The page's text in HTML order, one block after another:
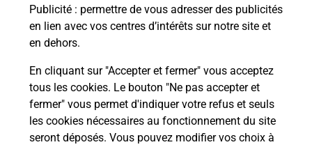
Publicité : permettre de vous adresser des publicités
en lien avec vos centres d’intérêts sur notre site et
en dehors.
En cliquant sur "Accepter et fermer" vous acceptez
tous les cookies. Le bouton "Ne pas accepter et
fermer" vous permet d'indiquer votre refus et seuls
les cookies nécessaires au fonctionnement du site
seront déposés. Vous pouvez modifier vos choix à
Comment est installée la
téléassistance classique ?
Localiser Liste
Liste - téléassistance
Moselle - téléassistance
Boulay - téléassistance